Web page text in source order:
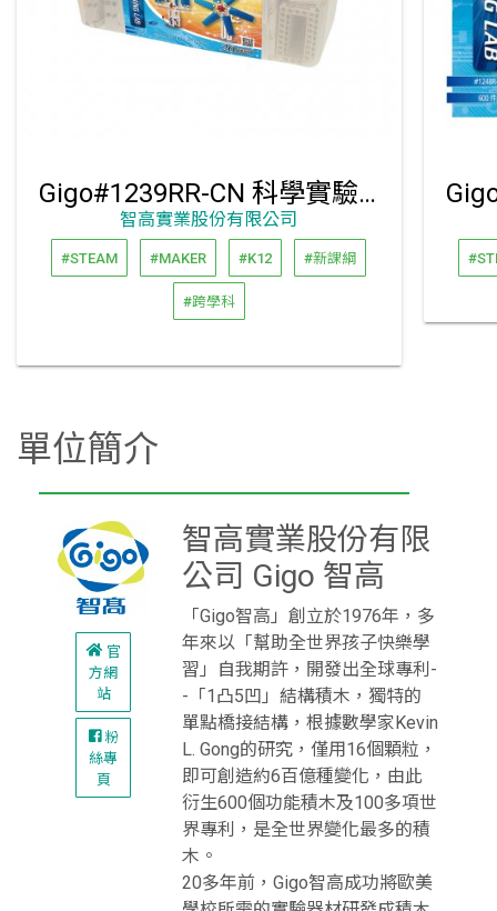
Gigo#1239RR-CN 科學實驗-風力能源
智高實業股份有限公司
#STEAM #MAKER #K12 #新課綱
#跨學科
單位簡介
官
方網
站
粉
絲專
頁
智高實業股份有限
公司 Gigo 智高
「Gigo智高」創立於1976年，多
年來以「幫助全世界孩子快樂學
習」自我期許，開發出全球專利-
-「1凸5凹」結構積木，獨特的
單點橋接結構，根據數學家Kevin
L. Gong的研究，僅用16個顆粒，
即可創造約6百億種變化，由此
衍生600個功能積木及100多項世
界專利，是全世界變化最多的積
木。
20多年前，Gigo智高成功將歐美